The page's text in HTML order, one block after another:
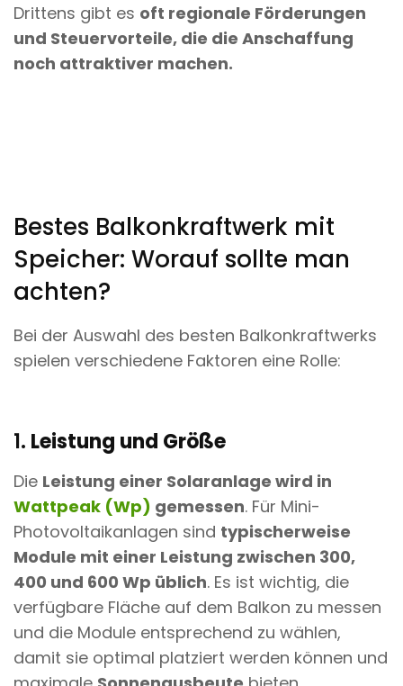
Drittens gibt es oft regionale Förderungen
und Steuervorteile, die die Anschaffung
noch attraktiver machen.
Bestes Balkonkraftwerk mit
Speicher: Worauf sollte man
achten?
Bei der Auswahl des besten Balkonkraftwerks
spielen verschiedene Faktoren eine Rolle:
1. Leistung und Größe
Die Leistung einer Solaranlage wird in
Wattpeak (Wp) gemessen. Für Mini-
Photovoltaikanlagen sind typischerweise
Module mit einer Leistung zwischen 300,
400 und 600 Wp üblich. Es ist wichtig, die
verfügbare Fläche auf dem Balkon zu messen
und die Module entsprechend zu wählen,
damit sie optimal platziert werden können und